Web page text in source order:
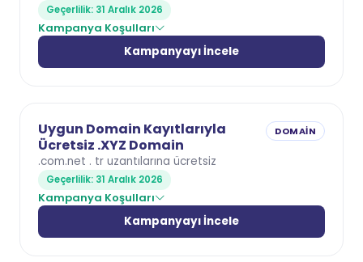
Geçerlilik: 31 Aralık 2026
Kampanya Koşulları
Kampanyayı İncele
Uygun Domain Kayıtlarıyla
Ücretsiz .XYZ Domain
DOMAIN
.com.net . tr uzantılarına ücretsiz
Geçerlilik: 31 Aralık 2026
Kampanya Koşulları
Kampanyayı İncele